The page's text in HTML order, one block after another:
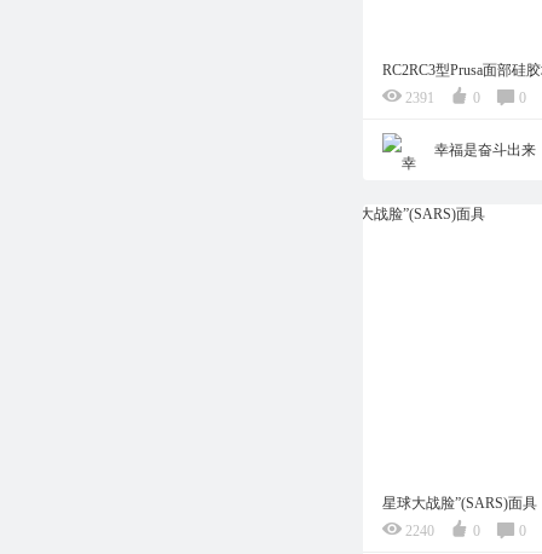
RC2RC3型Prusa面部硅
2391
0 0
幸福是奋斗出来
星球大战脸”(SARS)面具
2240
0 0